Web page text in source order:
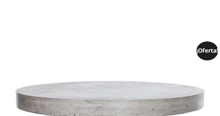
¡Oferta!